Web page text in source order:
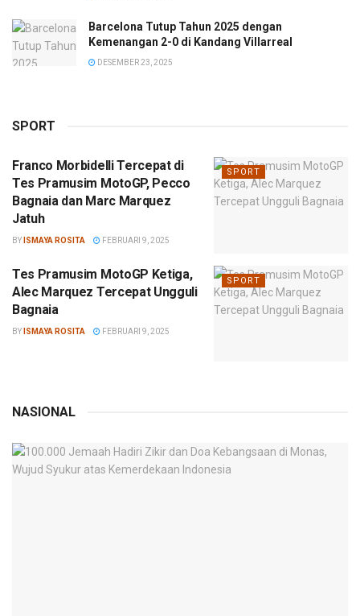
Barcelona Tutup Tahun 2025 dengan
Kemenangan 2-0 di Kandang Villarreal
DESEMBER 23, 2025
SPORT
SPORT
Franco Morbidelli Tercepat di
Tes Pramusim MotoGP, Pecco
Bagnaia dan Marc Marquez
Jatuh
BY ISMAYA ROSITA FEBRUARI 9, 2025
SPORT
Tes Pramusim MotoGP Ketiga,
Alec Marquez Tercepat Ungguli
Bagnaia
BY ISMAYA ROSITA FEBRUARI 9, 2025
NASIONAL